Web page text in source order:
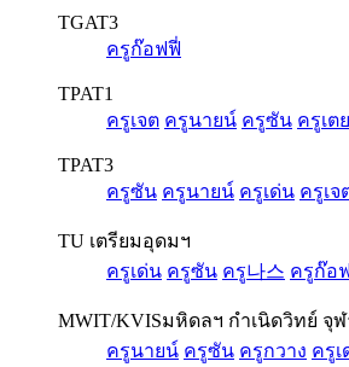
TGAT3
ครูก๊อฟฟี่
TPAT1
ครูเจต ครูนายน์ ครูซัน ครูเตย
TPAT3
ครูซัน ครูนายน์ ครูเด่น ครูเจ
TU เตรียมอุดมฯ
ครูเด่น ครูซัน ครู나스 ครูก๊อ
MWIT/KVISมหิดลฯ กำเนิดวิทย์ จุ
ครูนายน์ ครูซัน ครูกวาง ครูเ